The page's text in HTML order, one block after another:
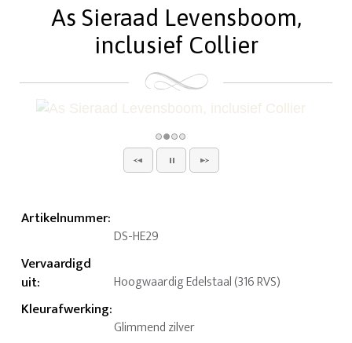
As Sieraad Levensboom,
inclusief Collier
Artikelnummer:
DS-HE29
Vervaardigd
uit: Hoogwaardig Edelstaal (316 RVS)
Kleurafwerking:
Glimmend zilver